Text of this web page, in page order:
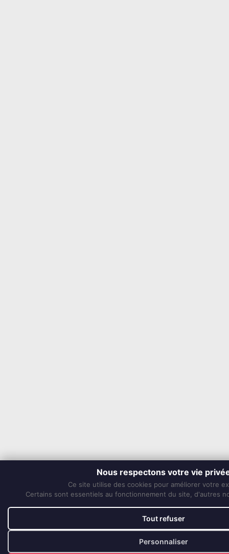
Nous respectons votre vie
Ce site utilise des cookies pour améliorer votre
Certains sont essentiels au fonctionnement du site, d'autres
Tout refuser
Personnaliser